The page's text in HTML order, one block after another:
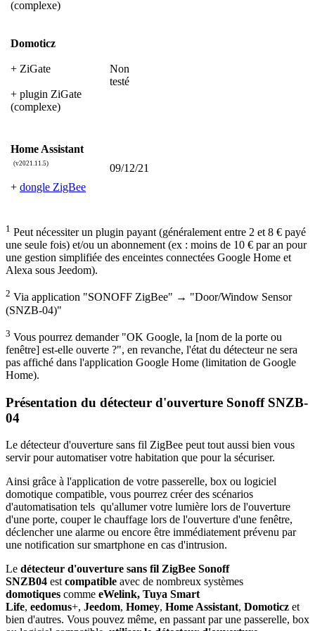
(complexe)
Domoticz
+ ZiGate
+ plugin ZiGate
(complexe)
Non
testé
Home Assistant
(v2021.11.5)
+ dongle ZigBee
09/12/21
1 Peut nécessiter un plugin payant (généralement entre 2 et 8 € payé
une seule fois) et/ou un abonnement (ex : moins de 10 € par an pour
une gestion simplifiée des enceintes connectées Google Home et
Alexa sous Jeedom).
2 Via application "SONOFF ZigBee" → "Door/Window Sensor
(SNZB-04)"
3 Vous pourrez demander "OK Google, la [nom de la porte ou
fenêtre] est-elle ouverte ?", en revanche, l'état du détecteur ne sera
pas affiché dans l'application Google Home (limitation de Google
Home).
Présentation du détecteur d'ouverture Sonoff SNZB-
04
Le détecteur d'ouverture sans fil ZigBee peut tout aussi bien vous
servir pour automatiser votre habitation que pour la sécuriser.
Ainsi grâce à l'application de votre passerelle, box ou logiciel
domotique compatible, vous pourrez créer des scénarios
d'automatisation tels qu'allumer votre lumière lors de l'ouverture
d'une porte, couper le chauffage lors de l'ouverture d'une fenêtre,
déclencher une alarme ou encore être immédiatement prévenu par
une notification sur smartphone en cas d'intrusion.
Le détecteur d'ouverture sans fil ZigBee Sonoff
SNZB04 estcompatible avec de nombreux systèmes
domotiques comme eWelink, Tuya Smart
Life, eedomus+, Jeedom, Homey, Home Assistant, Domoticz et
bien d'autres. Vous pouvez même, en passant par une passerelle, box